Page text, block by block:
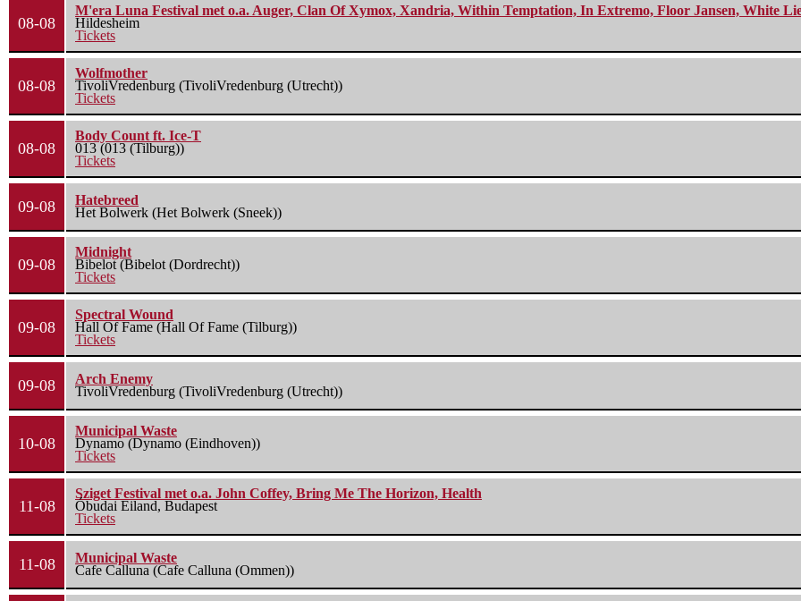
08-08
M'era Luna Festival met o.a. Auger, Clan Of Xymox, Xandria, Within Temptation, In Extremo, Floor Jansen, White
Hildesheim
Tickets
08-08
Wolfmother
TivoliVredenburg (TivoliVredenburg (Utrecht))
Tickets
08-08
Body Count ft. Ice-T
013 (013 (Tilburg))
Tickets
09-08
Hatebreed
Het Bolwerk (Het Bolwerk (Sneek))
09-08
Midnight
Bibelot (Bibelot (Dordrecht))
Tickets
09-08
Spectral Wound
Hall Of Fame (Hall Of Fame (Tilburg))
Tickets
09-08
Arch Enemy
TivoliVredenburg (TivoliVredenburg (Utrecht))
10-08
Municipal Waste
Dynamo (Dynamo (Eindhoven))
Tickets
11-08
Sziget Festival met o.a. John Coffey, Bring Me The Horizon, Health
Óbudai Eiland, Budapest
Tickets
11-08
Municipal Waste
Cafe Calluna (Cafe Calluna (Ommen))